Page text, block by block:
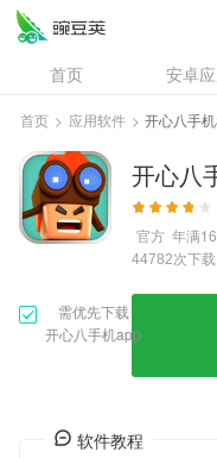
首页 安卓
资讯
专题
问答
首页 > 应用软件 > 开心八手
开心八
官方 年满
44782次下载
需优先下载
开心八手机app
软件教程